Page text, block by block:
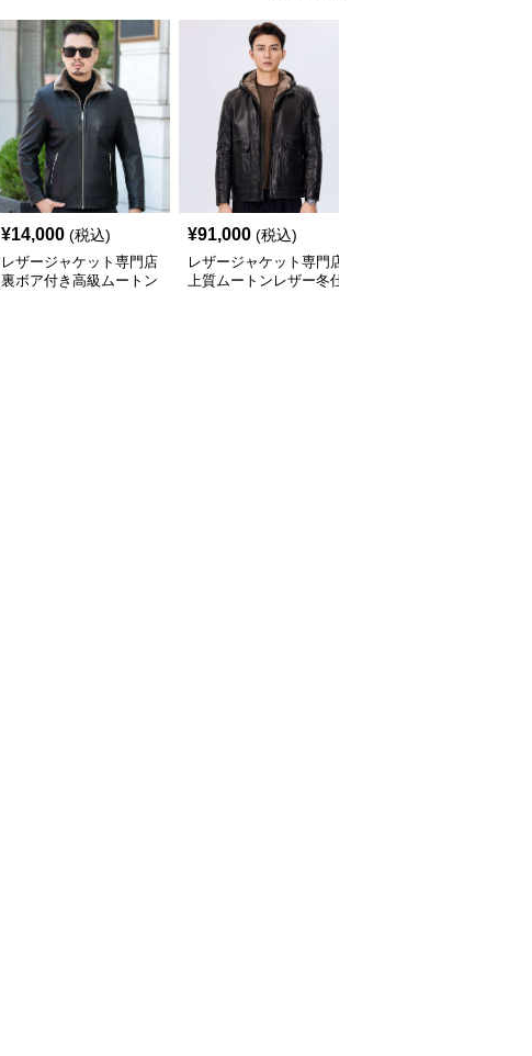
¥14,000 (税込)
レザージャケット専門店
裏ボア付き高級ムートン
¥91,000 (税込)
レザージャケット専門店
上質ムートンレザー冬仕